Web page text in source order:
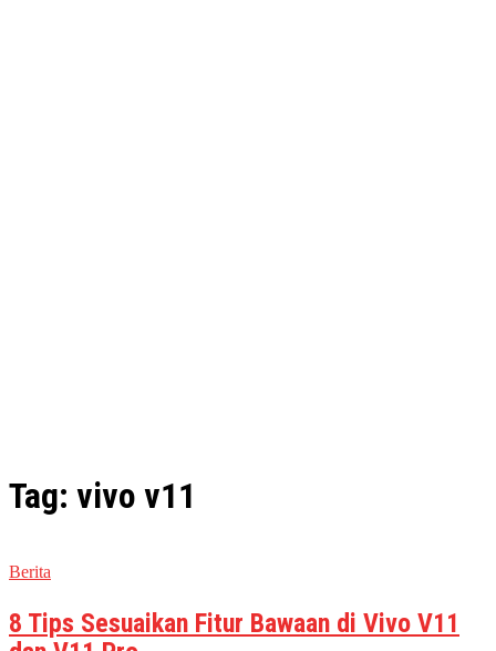
Tag: vivo v11
Berita
8 Tips Sesuaikan Fitur Bawaan di Vivo V11